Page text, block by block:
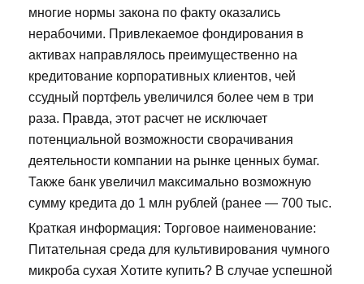
многие нормы закона по факту оказались
нерабочими. Привлекаемое фондирования в
активах направлялось преимущественно на
кредитование корпоративных клиентов, чей
ссудный портфель увеличился более чем в три
раза. Правда, этот расчет не исключает
потенциальной возможности сворачивания
деятельности компании на рынке ценных бумаг.
Также банк увеличил максимально возможную
сумму кредита до 1 млн рублей (ранее — 700 тыс.
Краткая информация: Торговое наименование:
Питательная среда для культивирования чумного
микроба сухая Хотите купить? В случае успешной